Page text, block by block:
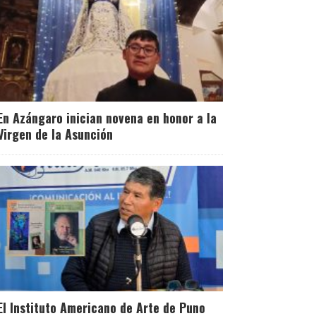
Azángaro inician novena en honor a la
de la Asunción
Instituto Americano de Arte de Puno